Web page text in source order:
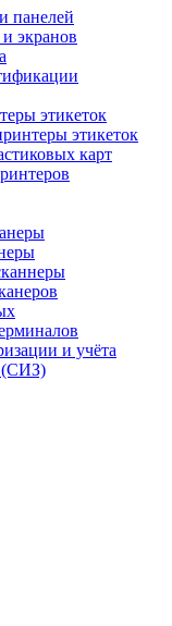
панелей
экранов
этикеток
этикеток
карт
и учёта
(СИЗ)